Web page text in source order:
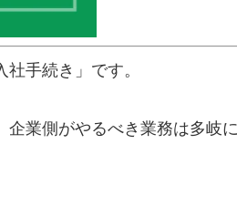
手続き」です。
企業側がやるべき業務は多岐